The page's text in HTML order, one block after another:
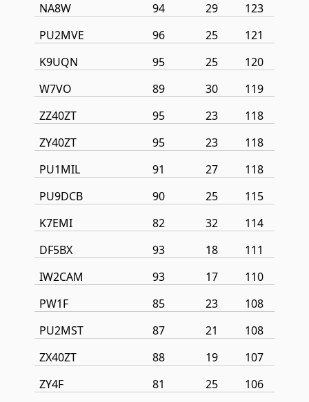
NA8W
94 29
123
PU2MVE
96 25
121
K9UQN
95 25
120
W7VO
89 30
119
ZZ40ZT
95 23
118
ZY40ZT
95 23
118
PU1MIL
91 27
118
PU9DCB
90 25
115
K7EMI
82 32
114
DF5BX
93 18
111
IW2CAM
93 17
110
PW1F
85 23
108
PU2MST
87 21
108
ZX40ZT
88 19
107
ZY4F
81 25
106